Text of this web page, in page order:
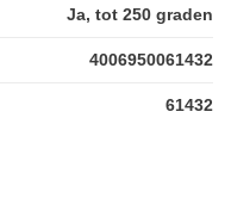
Ja, tot 250 graden
4006950061432
61432